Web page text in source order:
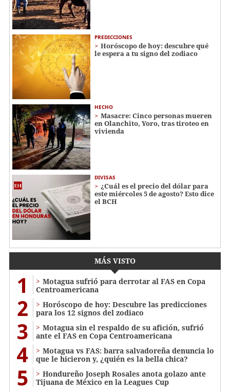
PREDICCIONES
Horóscopo de hoy: descubre qué
le espera a tu signo del zodiaco
HECHO
Masacre: Cinco personas mueren
en Olanchito, Yoro, tras tiroteo en
vivienda
DIVISAS
¿Cuál es el precio del dólar para
este miércoles 5 de agosto? Esto dice
el BCH
MÁS VISTO
1
Motagua sufrió para derrotar al FAS en Copa
Centroamericana
2
Horóscopo de hoy: Descubre las predicciones
para los 12 signos del zodiaco
3
Motagua sin el respaldo de su afición, sufrió
ante el FAS en Copa Centroamericana
4
Motagua vs FAS: barra salvadoreña denuncia lo
que le hicieron y, ¿quién es la bella chica?
5
Hondureño Joseph Rosales anota golazo ante
Tijuana de México en la Leagues Cup